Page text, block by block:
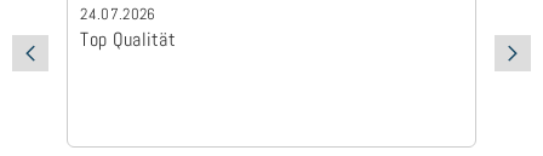
24.07.2026
Top Qualität